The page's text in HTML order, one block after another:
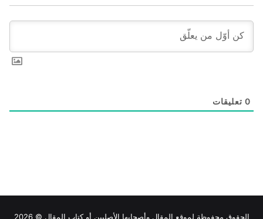
0 تعليقات
الحقوق محفوظة لموقع المقال وأصحابها الأصليين أو كتاب المقال © 2026